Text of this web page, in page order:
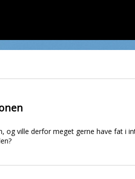
og ville derfor meget gerne have fat i